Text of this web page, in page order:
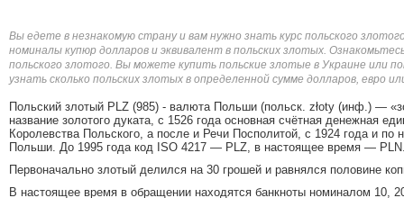
Вы едете в незнакомую страну и вам нужно знать курс польского
номиналы купюр долларов и эквивалент в польских злотых.
польского злотого. Вы можете купить польские злотые в Украине или
узнать сколько польских злотых в определенной сумме долларов, евро
Польский злотый PLZ (985) - валюта Польши (польск. złoty (инф.) —
название золотого дуката, с 1526 года основная счётная денежная
Королевства Польского, а после и Речи Посполитой, с 1924 года и
Польши. До 1995 года код ISO 4217 — PLZ, в настоящее время —
Первоначально злотый делился на 30 грошей и равнялся половине
В настоящее время в обращении находятся банкноты номиналом 10,